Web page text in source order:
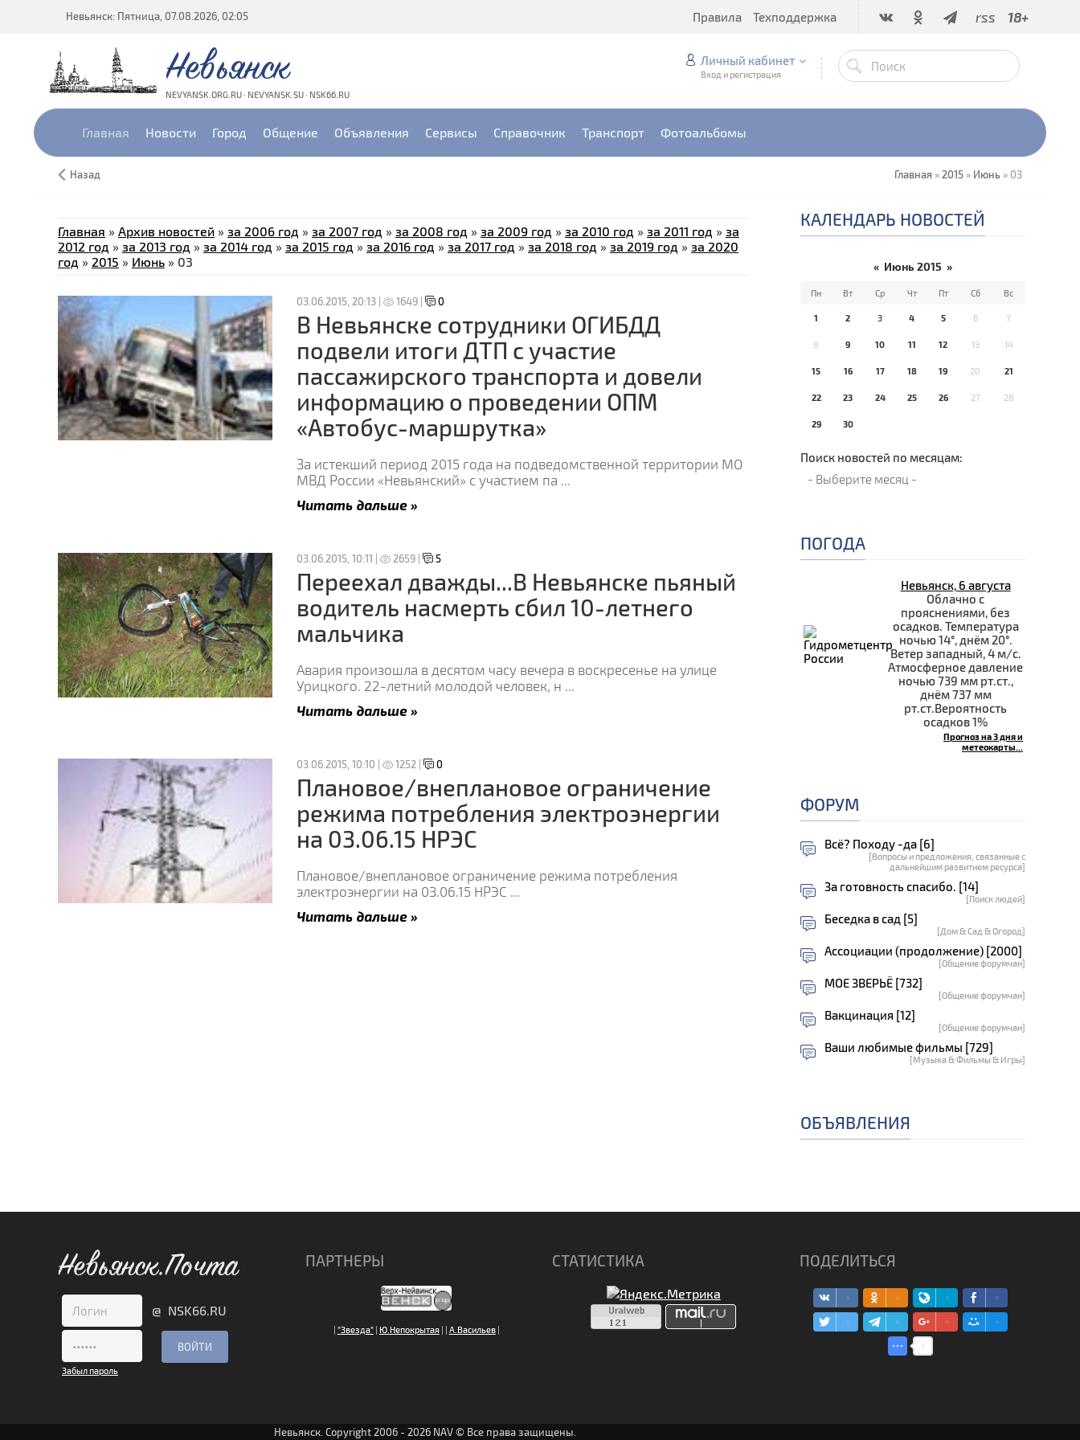
Невьянск: Пятница, 07.08.2026, 02:05 rss 18+
Правила Техподдержка
Невьянск
NEVYANSK.ORG.RU · NEVYANSK.SU · NSK66.RU
Личный кабинет
Вход и регистрация
Главная Новости Город Общение Объявления Сервисы Справочник Транспорт Фотоальбомы
Назад Главная » 2015 » Июнь » 03
Главная » Архив новостей » за 2006 год » за 2007 год » за 2008 год » за 2009 год » за 2010 год » за 2011 год » за
2012 год » за 2013 год » за 2014 год » за 2015 год » за 2016 год » за 2017 год » за 2018 год » за 2019 год » за 2020
год » 2015 » Июнь » 03
03.06.2015, 20:13 | 1649 | 0
В Невьянске сотрудники ОГИБДД
подвели итоги ДТП с участие
пассажирского транспорта и довели
информацию о проведении ОПМ
«Автобус-маршрутка»
За истекший период 2015 года на подведомственной территории МО
МВД России «Невьянский» с участием па ...
Читать дальше »
03.06.2015, 10:11 | 2659 | 5
Переехал дважды...В Невьянске пьяный
водитель насмерть сбил 10-летнего
мальчика
Авария произошла в десятом часу вечера в воскресенье на улице
Урицкого. 22-летний молодой человек, н ...
Читать дальше »
03.06.2015, 10:10 | 1252 | 0
Плановое/внеплановое ограничение
режима потребления электроэнергии
на 03.06.15 НРЭС
Плановое/внеплановое ограничение режима потребления
электроэнергии на 03.06.15 НРЭС ...
Читать дальше »
КАЛЕНДАРЬ НОВОСТЕЙ
« Июнь 2015 »
Пн Вт Ср Чт Пт Сб Вс
1 2 3 4 5 6 7
8 9 10 11 12 13 14
15 16 17 18 19 20 21
22 23 24 25 26 27 28
29 30
Поиск новостей по месяцам:
ПОГОДА
Невьянск, 6 августа
Облачно с
прояснениями, без
осадков. Температура
ночью 14°, днём 20°.
Ветер западный, 4 м/с.
Атмосферное давление
ночью 739 мм рт.ст.,
днём 737 мм
рт.ст.Вероятность
осадков 1%
Прогноз на 3 дня и
метеокарты...
ФОРУМ
Всё? Походу -да [6]
[Вопросы и предложения, связанные с
дальнейшим развитием ресурса]
За готовность спасибо. [14]
[Поиск людей]
Беседка в сад [5]
[Дом & Сад & Огород]
Ассоциации (продолжение) [2000]
[Общение форумчан]
МОЕ ЗВЕРЬЁ [732]
[Общение форумчан]
Вакцинация [12]
[Общение форумчан]
Ваши любимые фильмы [729]
[Музыка & Фильмы & Игры]
ОБЪЯВЛЕНИЯ
Невьянск.Почта
@ NSK66.RU
Забыл пароль
ПАРТНЕРЫ
| "Звезда"| Ю.Непокрытая| | А.Васильев|
СТАТИСТИКА ПОДЕЛИТЬСЯ
Невьянск. Copyright 2006 - 2026 NAV © Все права защищены.